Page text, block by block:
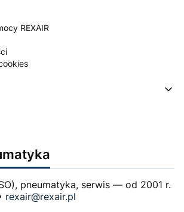
REXAIR
pneumatyka, serwis — od 2001 r.
rexair@rexair.pl